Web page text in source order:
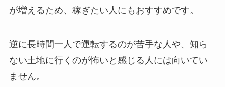
が増えるため、稼ぎたい人にもおすすめです。
逆に長時間一人で運転するのが苦手な人や、知ら
ない土地に行くのが怖いと感じる人には向いてい
ません。